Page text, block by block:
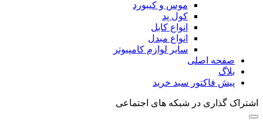
موس و کیبورد
کول پد
انواع کابل
انواع مبدل
سایر لوازم کامپیوتر
صفحه اصلی
بلاگ
پیش فاکتور سبد خرید
اشتراک گذاری در شبکه های اجتماعی